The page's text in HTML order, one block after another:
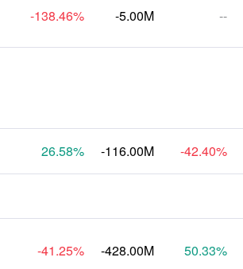
-138.46% -5.00M --
26.58% -116.00M -42.40%
-41.25% -428.00M 50.33%